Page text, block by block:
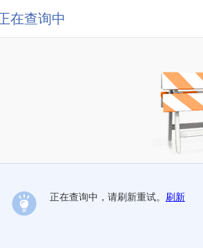
在查询中
正在查询中，请刷新重试。 刷新